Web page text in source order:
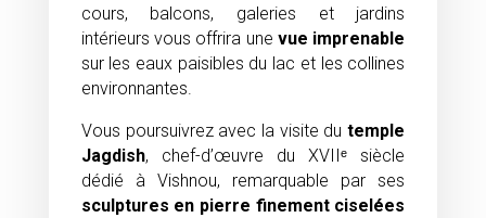
cours, balcons, galeries et jardins
intérieurs vous offrira une vue imprenable
sur les eaux paisibles du lac et les collines
environnantes.
Vous poursuivrez avec la visite dutemple
Jagdish, chef-d’œuvre du XVIIᵉ siècle
dédié à Vishnou, remarquable par ses
sculptures en pierre finement ciselées